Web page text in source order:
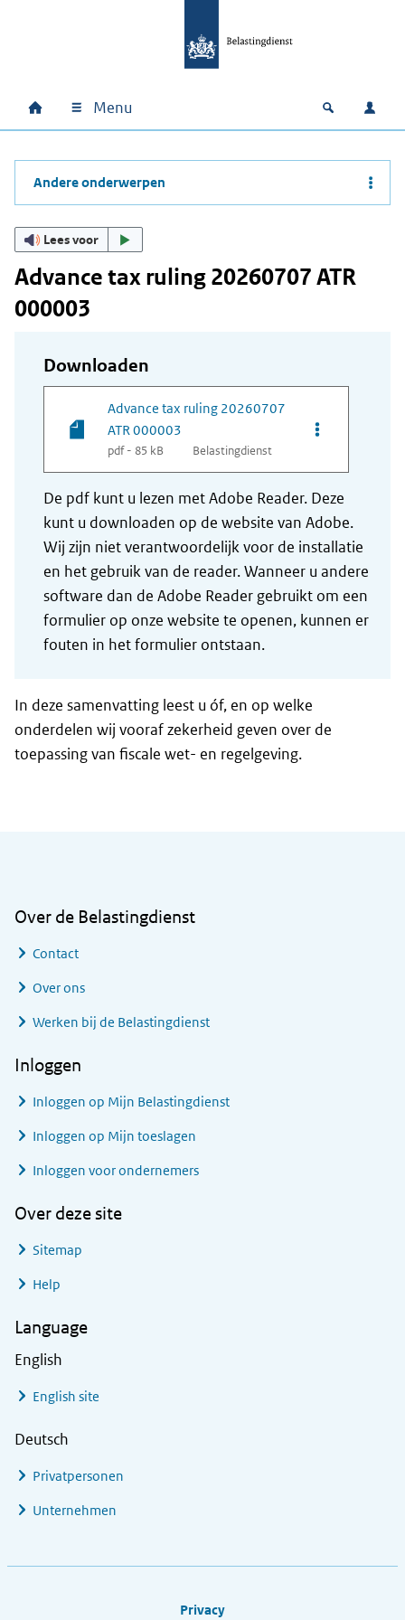
Hoofdnavigatie
Home Menu Open
Andere onderwerpen
Lees voor
Advance tax ruling 20260707 ATR
000003
Downloaden
Advance tax ruling 20260707
ATR 000003
pdf - 85 kB Belastingdienst
Opties van
De pdf kunt u lezen met Adobe Reader. Deze
kunt u downloaden op de website van Adobe.
Wij zijn niet verantwoordelijk voor de installatie
en het gebruik van de reader. Wanneer u andere
software dan de Adobe Reader gebruikt om een
formulier op onze website te openen, kunnen er
fouten in het formulier ontstaan.
In deze samenvatting leest u óf, en op welke
onderdelen wij vooraf zekerheid geven over de
toepassing van fiscale wet- en regelgeving.
Over de Belastingdienst
Contact
Over ons
Werken bij de Belastingdienst
Inloggen
Inloggen op Mijn Belastingdienst
Inloggen op Mijn toeslagen
Inloggen voor ondernemers
Over deze site
Sitemap
Help
Language
English
English site
Deutsch
Privatpersonen
Unternehmen
Privacy